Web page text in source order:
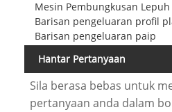
Mesin Pembungkusan Lepuh
Barisan pengeluaran profil
Barisan pengeluaran paip
Hantar Pertanyaan
Sila berasa bebas untuk
pertanyaan anda dalam